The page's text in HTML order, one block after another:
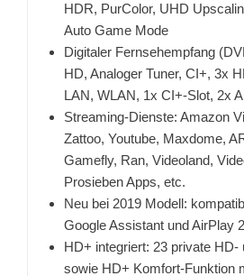
HDR, PurColor, UHD
Auto Game Mode
Digitaler Fernsehempfang
HD, Analoger Tuner, CI+, 3x
LAN, WLAN, 1x CI+-Slot, 2x
Streaming-Dienste: Amazon
Zattoo, Youtube, Maxdome,
Gamefly, Ran, Videoland,
Prosieben Apps, etc.
Neu bei 2019 Modell:
Google Assistant und AirPlay
HD+ integriert: 23 private HD-
sowie HD+ Komfort-Funktion